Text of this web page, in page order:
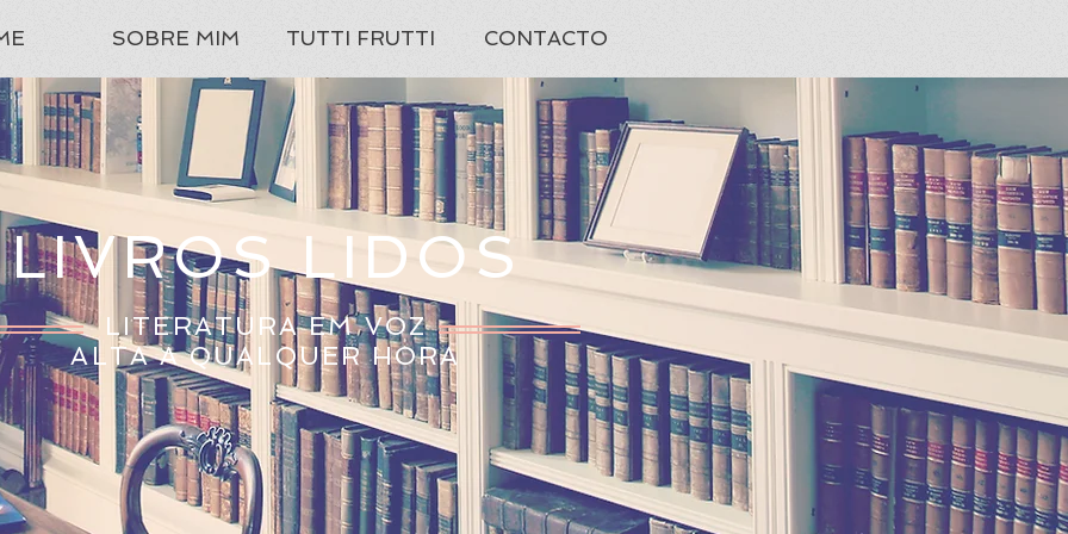
SOBRE MIM TUTTI FRUTTI CONTACTO
LIVROS LIDOS
LITERATURA EM VOZ
ALTA A QUALQUER HORA